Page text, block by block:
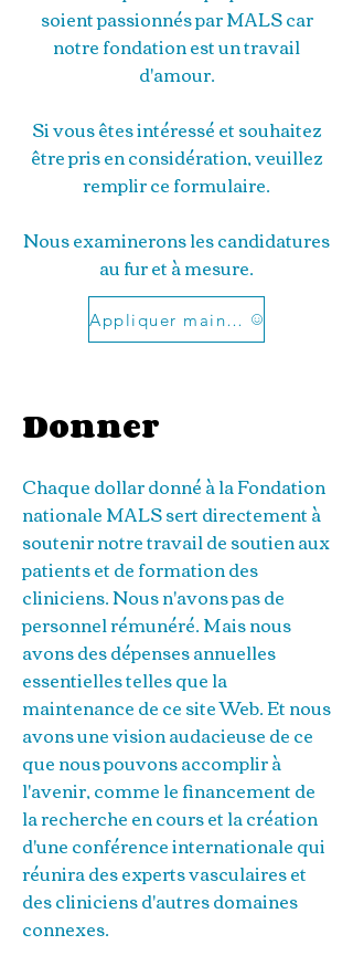
soient passionnés par MALS car
notre fondation est un travail
d'amour.
Si vous êtes intéressé et souhaitez
être pris en considération, veuillez
remplir ce formulaire.
Nous examinerons les candidatures
au fur et à mesure.
Appliquer maintenant
Donner
Chaque dollar donné à la Fondation
nationale MALS sert directement à
soutenir notre travail de soutien aux
patients et de formation des
cliniciens. Nous n'avons pas de
personnel rémunéré. Mais nous
avons des dépenses annuelles
essentielles telles que la
maintenance de ce site Web. Et nous
avons une vision audacieuse de ce
que nous pouvons accomplir à
l'avenir, comme le financement de
la recherche en cours et la création
d'une conférence internationale qui
réunira des experts vasculaires et
des cliniciens d'autres domaines
connexes.